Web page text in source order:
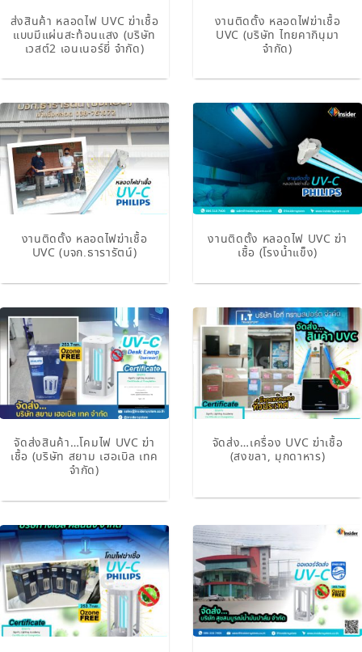
ส่งสินค้า หลอดไฟ UVC ฆ่าเชื้อ
แบบมีแผ่นสะท้อนแสง (บริษัท
เวสต์2 เอนเนอร์ยี่ จำกัด)
งานติดตั้ง หลอดไฟฆ่าเชื้อ
UVC (บริษัท ไทยคากินุมา
จำกัด)
งานติดตั้ง หลอดไฟฆ่าเชื้อ
UVC (บจก.ธารารัตน์)
งานติดตั้ง หลอดไฟ UVC ฆ่า
เชื้อ (โรงน้ำแข็ง)
จัดส่งสินค้า…โคมไฟ UVC ฆ่า
เชื้อ (บริษัท สยาม เฮอเบิล เทค
จำกัด)
จัดส่ง…เครื่อง UVC ฆ่าเชื้อ
(สงขลา, มุกดาหาร)